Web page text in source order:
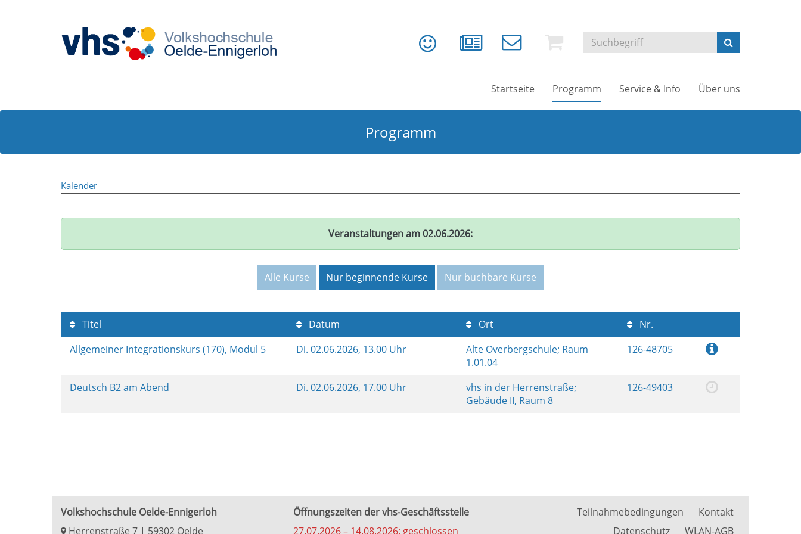
Startseite Programm Service & Info Über uns
Programm
Kalender
Veranstaltungen am 02.06.2026:
Alle Kurse Nur beginnende Kurse Nur buchbare Kurse
Titel Datum Ort
Nr.
Allgemeiner Integrationskurs (170), Modul 5
Di. 02.06.2026, 13.00 Uhr
Alte Overbergschule; Raum
1.01.04
126-48705
Deutsch B2 am Abend Di. 02.06.2026, 17.00 Uhr
vhs in der Herrenstraße;
Gebäude II, Raum 8
126-49403
Volkshochschule Oelde-Ennigerloh
Herrenstraße 7 | 59302 Oelde
Öffnungszeiten der vhs-Geschäftsstelle
27.07.2026 – 14.08.2026: geschlossen
Teilnahmebedingungen
Kontakt
Datenschutz
WLAN-AGB